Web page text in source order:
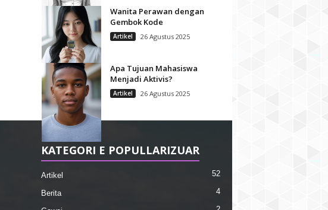
Wanita Perawan dengan
Gembok Kode
Artikel 26 Agustus 2025
Apa Tujuan Mahasiswa
Menjadi Aktivis?
Artikel 26 Agustus 2025
KATEGORI E POPULLARIZUAR
Artikel 52
Berita 4